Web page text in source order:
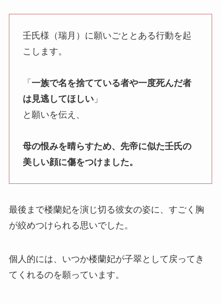
壬氏様（瑞月）に願いごととある行動を起
こします。
「 一族で名を捨てている者や一度死んだ者
は見逃してほしい」
と願いを伝え、
母の恨みを晴らすため、先帝に似た壬氏の
美しい顔に傷をつけました。
最後まで楼蘭妃を演じ切る彼女の姿に、すごく胸
が絞めつけられる思いでした。
個人的には、いつか楼蘭妃が子翠として戻ってき
てくれるのを願っています。